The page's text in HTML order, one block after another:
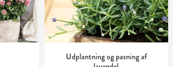
Udplantning og pasning af